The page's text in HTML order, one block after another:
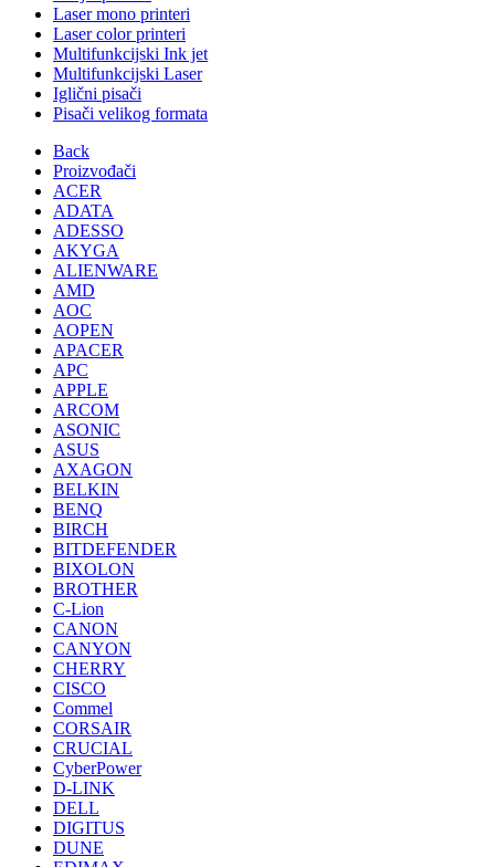
Laser mono printeri
Laser color printeri
Multifunkcijski Ink jet
Multifunkcijski Laser
Iglični pisači
Pisači velikog formata
Back
Proizvođači
ACER
ADATA
ADESSO
AKYGA
ALIENWARE
AMD
AOC
AOPEN
APACER
APC
APPLE
ARCOM
ASONIC
ASUS
AXAGON
BELKIN
BENQ
BIRCH
BITDEFENDER
BIXOLON
BROTHER
C-Lion
CANON
CANYON
CHERRY
CISCO
Commel
CORSAIR
CRUCIAL
CyberPower
D-LINK
DELL
DIGITUS
DUNE